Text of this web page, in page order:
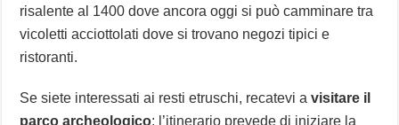
risalente al 1400 dove ancora oggi si può camminare tra
vicoletti acciottolati dove si trovano negozi tipici e
ristoranti.
Se siete interessati ai resti etruschi, recatevi a visitare il
parco archeologico: l’itinerario prevede di iniziare la